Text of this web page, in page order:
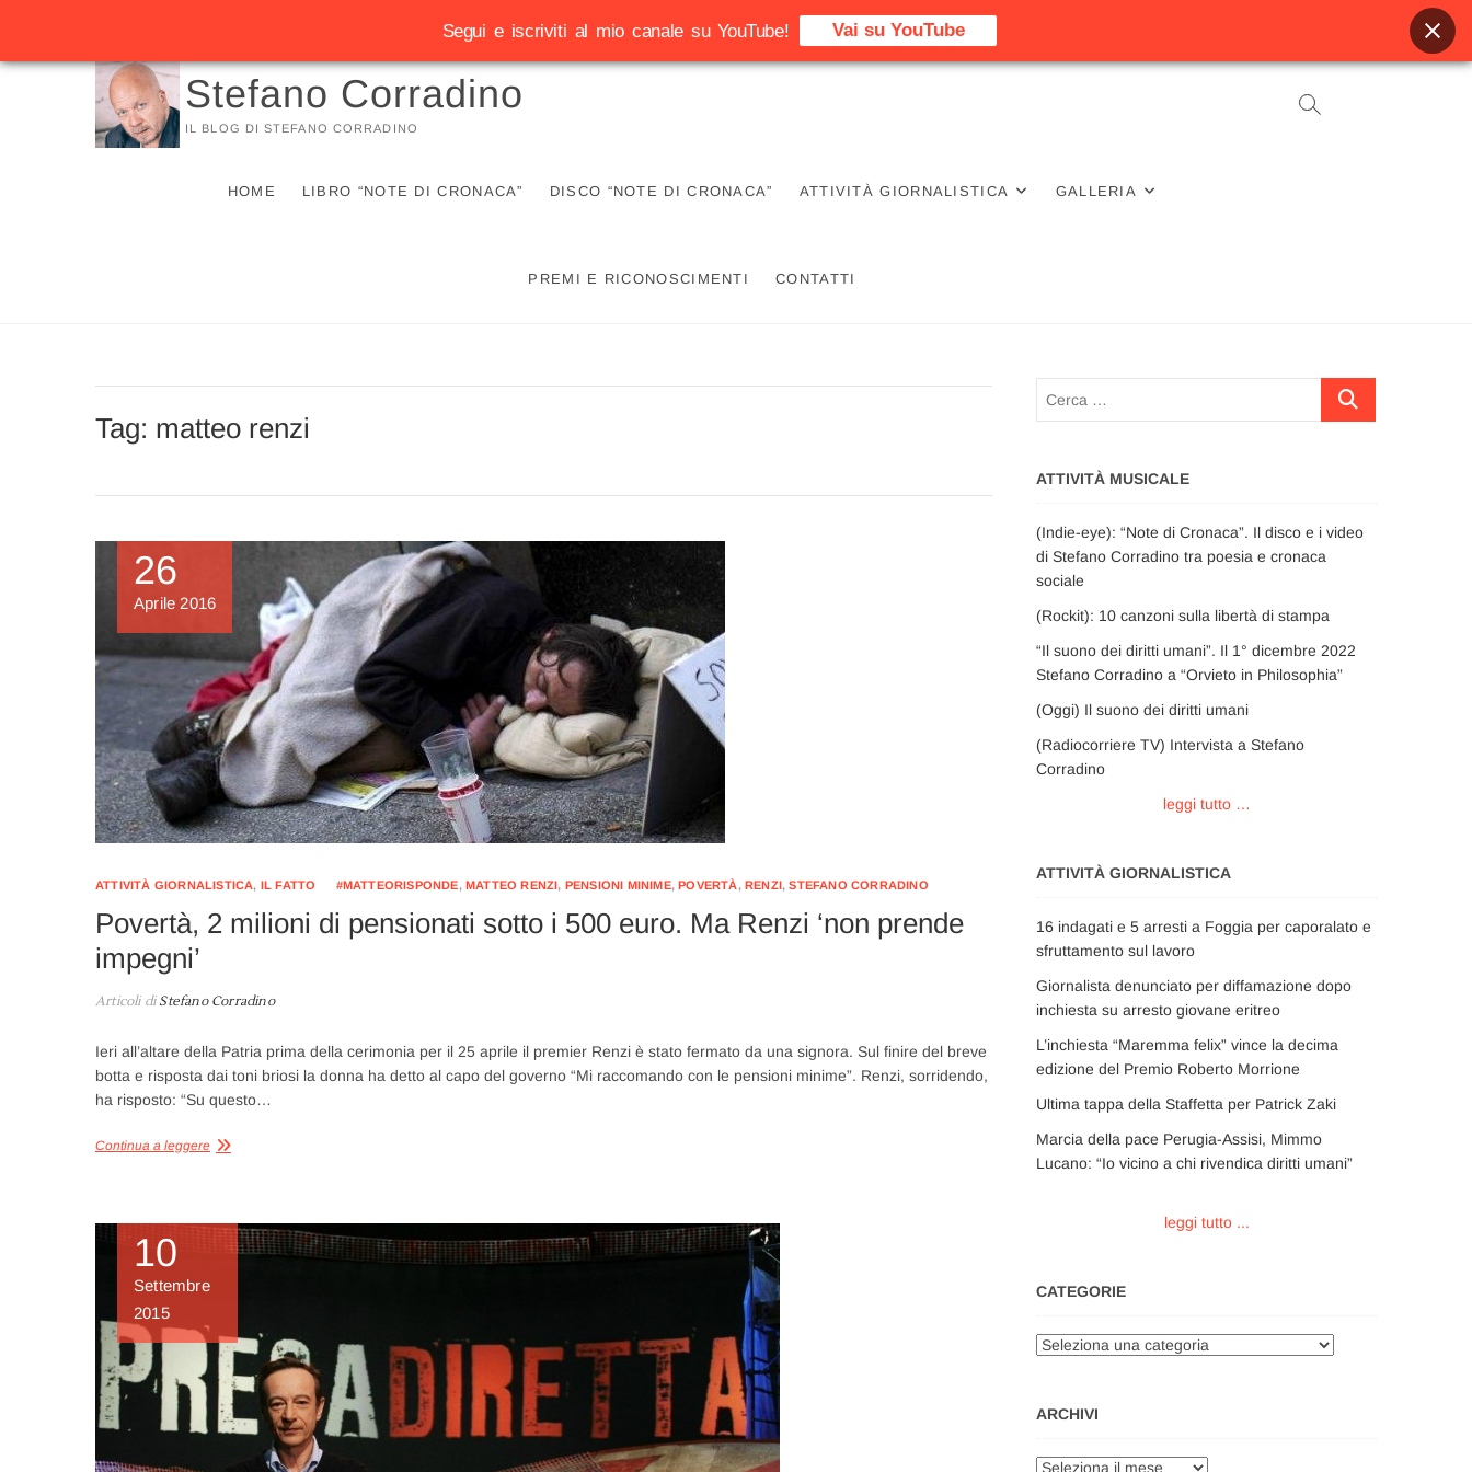
Vai
Stefano Corradino
IL BLOG DI STEFANO CORRADINO
HOME LIBRO “NOTE DI CRONACA” DISCO “NOTE DI CRONACA” ATTIVITÀ GIORNALISTICA GALLERIA
PREMI E RICONOSCIMENTI CONTATTI
Tag: matteo renzi
26
Aprile 2016
ATTIVITÀ GIORNALISTICA, IL FATTO #MATTEORISPONDE,MATTEO RENZI, PENSIONI MINIME,POVERTÀ,RENZI,STEFANO CORRADINO
Povertà, 2 milioni di pensionati sotto i 500 euro. Ma Renzi ‘non prende
impegni’
Articoli diStefano Corradino
Ieri all’altare della Patria prima della cerimonia per il 25 aprile il premier Renzi è stato fermato da una signora. Sul finire del breve
botta e risposta dai toni briosi la donna ha detto al capo del governo “Mi raccomando con le pensioni minime”. Renzi, sorridendo,
ha risposto: “Su questo…
Continua a leggere
10
Settembre
2015
Cerca
ATTIVITÀ MUSICALE
(Indie-eye): “Note di Cronaca”. Il disco e i video
di Stefano Corradino tra poesia e cronaca
sociale
(Rockit): 10 canzoni sulla libertà di stampa
“Il suono dei diritti umani”. Il 1° dicembre 2022
Stefano Corradino a “Orvieto in Philosophia”
(Oggi) Il suono dei diritti umani
(Radiocorriere TV) Intervista a Stefano
Corradino
leggi tutto …
ATTIVITÀ GIORNALISTICA
16 indagati e 5 arresti a Foggia per caporalato e
sfruttamento sul lavoro
Giornalista denunciato per diffamazione dopo
inchiesta su arresto giovane eritreo
L’inchiesta “Maremma felix” vince la decima
edizione del Premio Roberto Morrione
Ultima tappa della Staffetta per Patrick Zaki
Marcia della pace Perugia-Assisi, Mimmo
Lucano: “Io vicino a chi rivendica diritti umani”
leggi tutto ...
CATEGORIE
Categorie
ARCHIVI
Archivi
Segui e iscriviti al mio canale su YouTube! Vai su YouTube